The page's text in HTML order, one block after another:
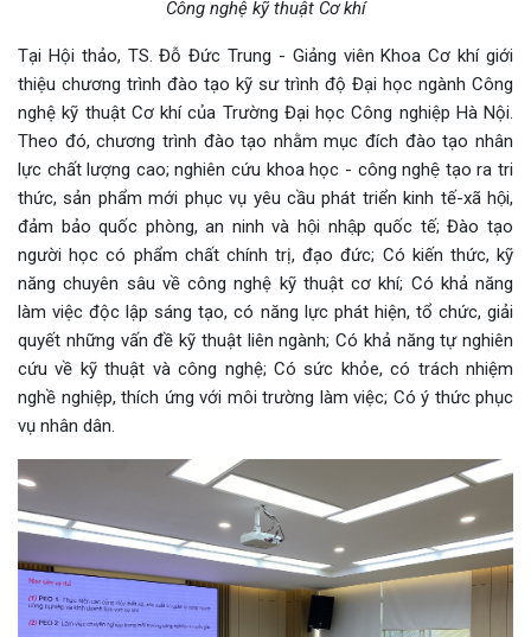
Công nghệ kỹ thuật Cơ khí
Tại Hội thảo, TS. Đỗ Đức Trung - Giảng viên Khoa Cơ khí giới
thiệu chương trình đào tạo kỹ sư trình độ Đại học ngành Công
nghệ kỹ thuật Cơ khí của Trường Đại học Công nghiệp Hà Nội.
Theo đó, chương trình đào tạo nhằm mục đích đào tạo nhân
lực chất lượng cao; nghiên cứu khoa học - công nghệ tạo ra tri
thức, sản phẩm mới phục vụ yêu cầu phát triển kinh tế-xã hội,
đảm bảo quốc phòng, an ninh và hội nhập quốc tế; Đào tạo
người học có phẩm chất chính trị, đạo đức; Có kiến thức, kỹ
năng chuyên sâu về công nghệ kỹ thuật cơ khí; Có khả năng
làm việc độc lập sáng tạo, có năng lực phát hiện, tổ chức, giải
quyết những vấn đề kỹ thuật liên ngành; Có khả năng tự nghiên
cứu về kỹ thuật và công nghệ; Có sức khỏe, có trách nhiệm
nghề nghiệp, thích ứng với môi trường làm việc; Có ý thức phục
vụ nhân dân.